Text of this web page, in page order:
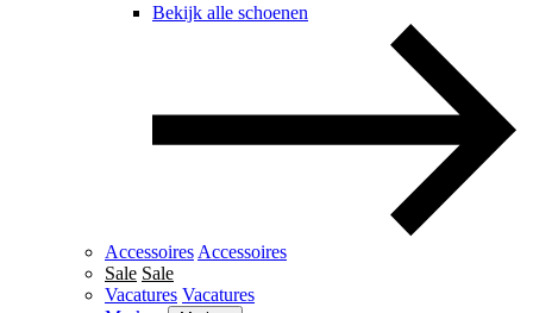
Bekijk alle schoenen
Accessoires Accessoires
Sale Sale
Vacatures Vacatures